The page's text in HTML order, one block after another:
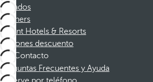
Afiliados
Partners
Dorint Hotels & Resorts
Cupones descuento
Contacto
Preguntas Frecuentes y Ayuda